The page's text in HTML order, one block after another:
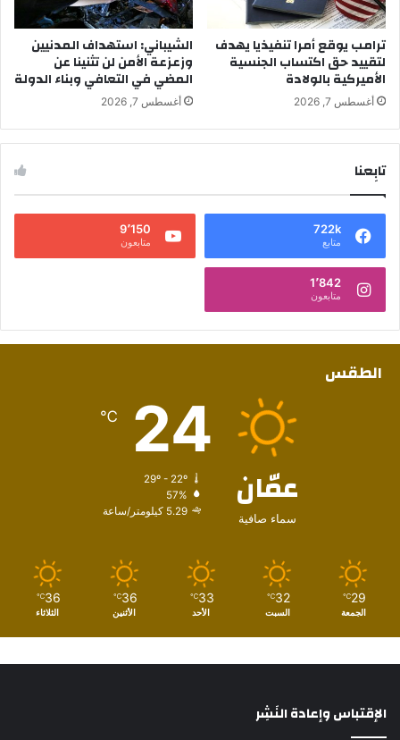
ترامب يوقع أمرا تنفيذيا يهدف
لتقييد حق اكتساب الجنسية
الأميركية بالولادة
أغسطس 7, 2026
الشيباني: استهداف المدنيين
وزعزعة الأمن لن تثنينا عن
المضي في التعافي وبناء الدولة
أغسطس 7, 2026
تابِعنا
722k
متابع
9٬150
متابعون
1٬842
متابعون
الطقس
عمّان
سماء صافية
24
℃
29º - 22º
57%
5.29 كيلومتر/ساعة
29
℃
الجمعة
32
℃
السبت
33
℃
الأحد
36
℃
الأثنين
36
℃
الثلاثاء
الإقتباس وإعادة النَشِر